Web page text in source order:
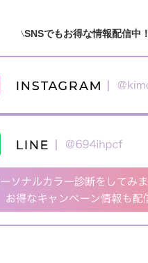
SNSでもお得な情報配信中！